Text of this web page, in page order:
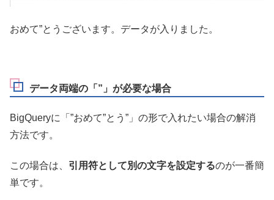
おめて”とうございます。データが入りました。
データ両端の「”」が必要な場合
BigQueryに「”おめて”とう”」の形で入れたい場合の解消
方法です。
この場合は、 引用符として別の文字を設定するのが一番簡
単です。